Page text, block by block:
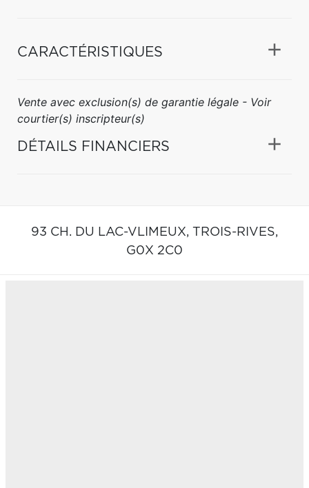
CARACTÉRISTIQUES
Vente avec exclusion(s) de garantie légale - Voir
courtier(s) inscripteur(s)
DÉTAILS FINANCIERS
93 CH. DU LAC-VLIMEUX, TROIS-RIVES,
G0X 2C0